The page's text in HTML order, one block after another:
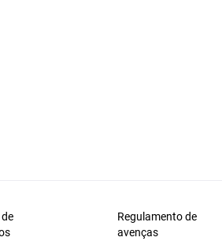
Regulamento de
avenças